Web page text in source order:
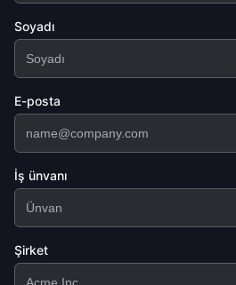
Soyadı
E-posta
İş ünvanı
Şirket